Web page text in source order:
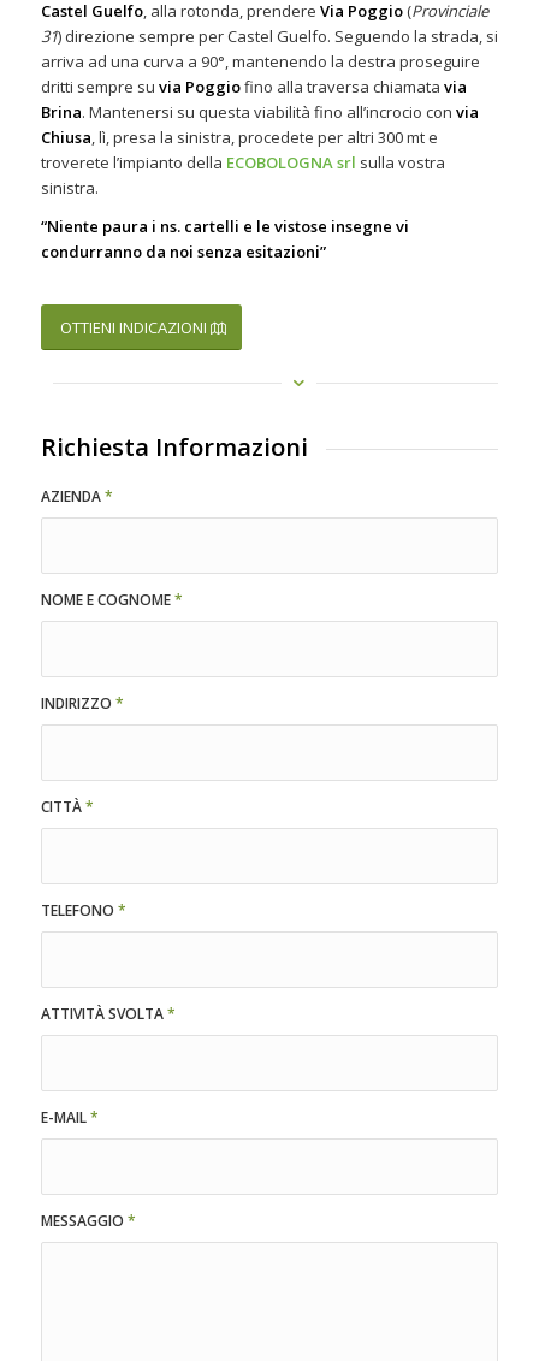
Castel Guelfo, alla rotonda, prendere Via Poggio(Provinciale
31) direzione sempre per Castel Guelfo. Seguendo la strada, si
arriva ad una curva a 90°, mantenendo la destra proseguire
dritti sempre su via Poggiofino alla traversa chiamata via
Brina. Mantenersi su questa viabilità fino all’incrocio con via
Chiusa, lì, presa la sinistra, procedete per altri 300 mt e
troverete l’impianto della ECOBOLOGNA srl sulla vostra
sinistra.
“Niente paura i ns. cartelli e le vistose insegne vi
condurranno da noi senza esitazioni”
OTTIENI INDICAZIONI
Richiesta Informazioni
AZIENDA*
NOME E COGNOME*
INDIRIZZO *
CITTÀ*
TELEFONO *
ATTIVITÀ SVOLTA*
E-MAIL*
MESSAGGIO *